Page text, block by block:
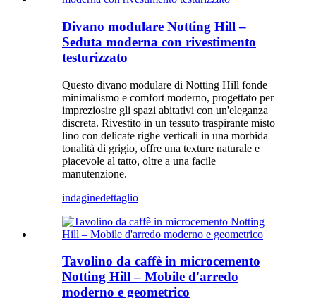
Divano modulare Notting Hill –
Seduta moderna con rivestimento
testurizzato
Questo divano modulare di Notting Hill fonde
minimalismo e comfort moderno, progettato per
impreziosire gli spazi abitativi con un'eleganza
discreta. Rivestito in un tessuto traspirante misto
lino con delicate righe verticali in una morbida
tonalità di grigio, offre una texture naturale e
piacevole al tatto, oltre a una facile
manutenzione.
indaginedettaglio
Tavolino da caffè in microcemento
Notting Hill – Mobile d'arredo
moderno e geometrico